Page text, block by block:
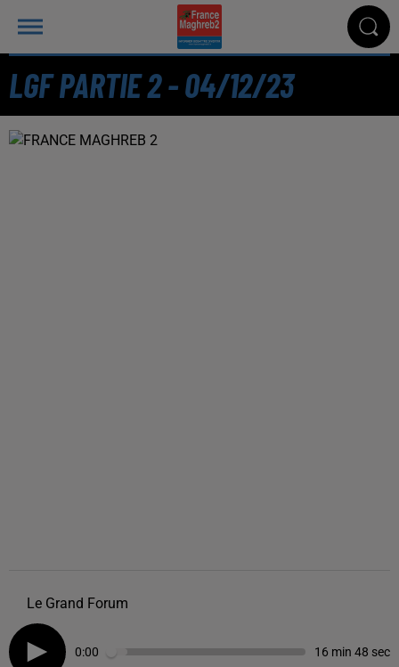
LGF PARTIE 2 - 04/12/23
Le Grand Forum
0:00 16 min 48 sec